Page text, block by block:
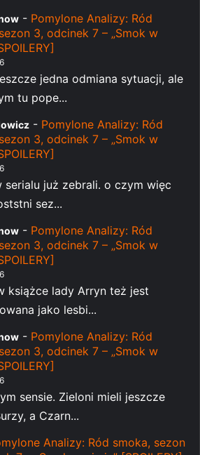
- Pomylone Analizy: Ród
3, odcinek 7 – „Smok w
jedna odmiana sytuacji, ale
tu pope...
- Pomylone Analizy: Ród
3, odcinek 7 – „Smok w
serialu już zebrali. o czym więc
sez...
- Pomylone Analizy: Ród
3, odcinek 7 – „Smok w
książce lady Arryn też jest
jako lesbi...
- Pomylone Analizy: Ród
3, odcinek 7 – „Smok w
sensie. Zieloni mieli jeszcze
a Czarn...
Analizy: Ród smoka, sezon